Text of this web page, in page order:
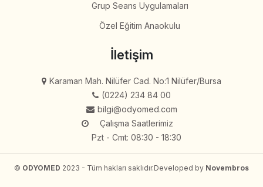
Grup Seans Uygulamaları
Özel Eğitim Anaokulu
İletişim
Karaman Mah. Nilüfer Cad. No:1 Nilüfer/Bursa
(0224) 234 84 00
bilgi@odyomed.com
Çalışma Saatlerimiz
Pzt - Cmt: 08:30 - 18:30
© ODYOMED 2023 - Tüm hakları saklıdır.Developed by Novembros